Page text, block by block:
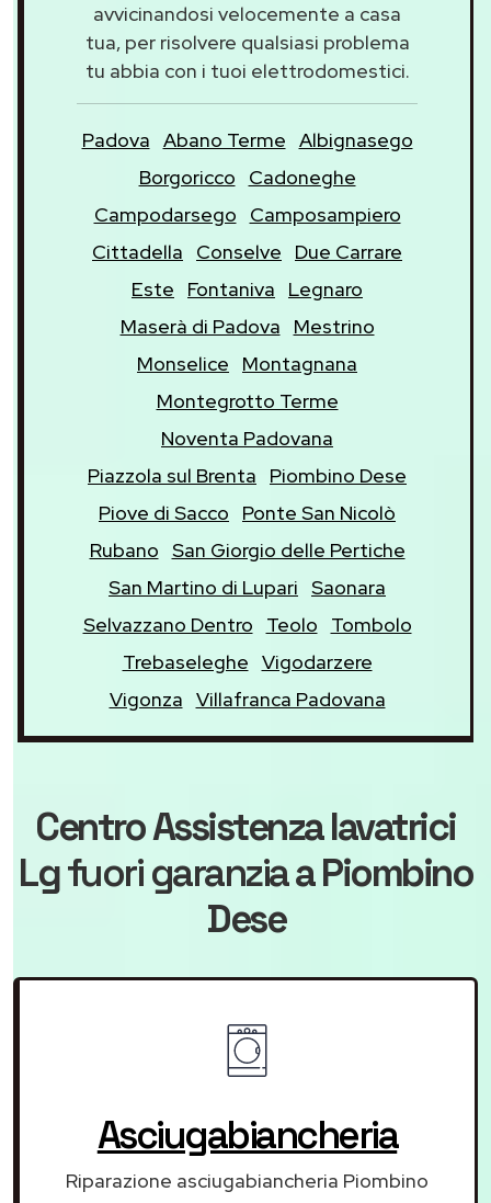
avvicinandosi velocemente a casa
tua, per risolvere qualsiasi problema
tu abbia con i tuoi elettrodomestici.
Padova Abano Terme Albignasego
Borgoricco
Cadoneghe
Campodarsego
Camposampiero
Cittadella
Conselve
Due Carrare
Este
Fontaniva
Legnaro
Maserà di Padova
Mestrino
Monselice
Montagnana
Montegrotto Terme
Noventa Padovana
Piazzola sul Brenta
Piombino Dese
Piove di Sacco
Ponte San Nicolò
Rubano San Giorgio delle Pertiche
San Martino di Lupari Saonara
Selvazzano Dentro
Teolo
Tombolo
Trebaseleghe Vigodarzere
Vigonza Villafranca Padovana
Centro Assistenza lavatrici
Lgfuori garanziaa Piombino
Dese
Asciugabiancheria
Riparazione asciugabiancheria Piombino